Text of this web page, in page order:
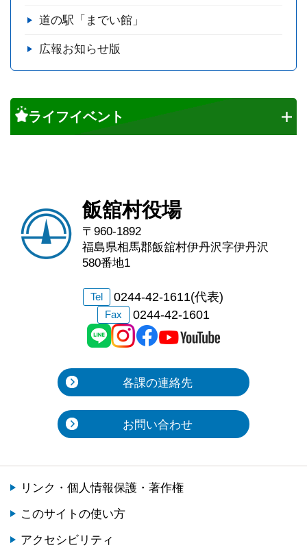
道の駅「までい館」
広報お知らせ版
ライフイベント
飯舘村役場
〒960-1892
福島県相馬郡飯舘村伊丹沢字伊丹沢
580番地1
Tel 0244-42-1611(代表)
Fax 0244-42-1601
各課の連絡先
お問い合わせ
リンク・個人情報保護・著作権
このサイトの使い方
アクセシビリティ